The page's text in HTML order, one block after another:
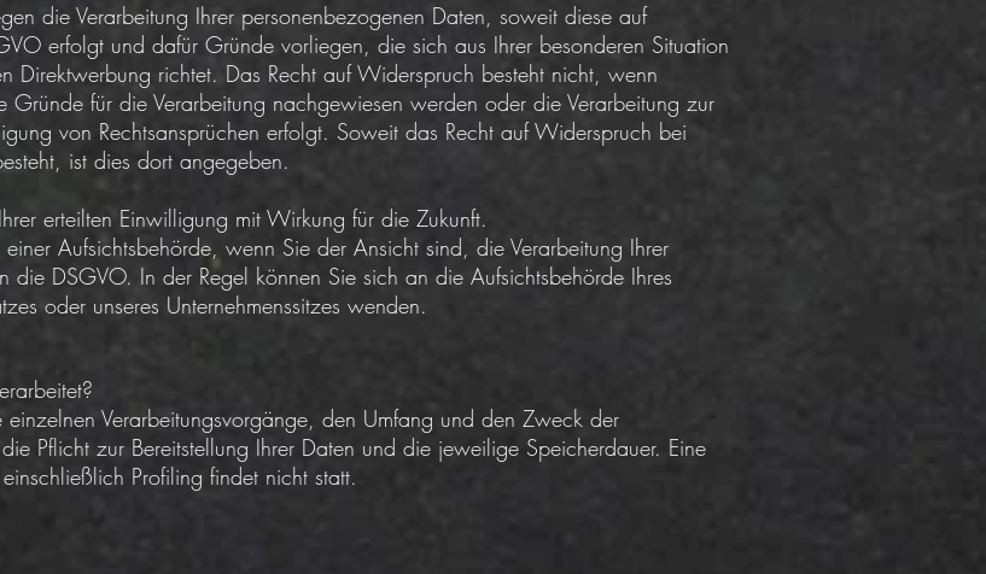
die Verarbeitung Ihrer personenbezogenen Daten, soweit diese auf
erfolgt und dafür Gründe vorliegen, die sich aus Ihrer besonderen Situation
Direktwerbung richtet. Das Recht auf Widerspruch besteht nicht, wenn
für die Verarbeitung nachgewiesen werden oder die Verarbeitung zur
von Rechtsansprüchen erfolgt. Soweit das Recht auf Widerspruch bei
ist dies dort angegeben.
erteilten Einwilligung mit Wirkung für die Zukunft.
Aufsichtsbehörde, wenn Sie der Ansicht sind, die Verarbeitung Ihrer
die DSGVO. In der Regel können Sie sich an die Aufsichtsbehörde Ihres
oder unseres Unternehmenssitzes wenden.
Verarbeitungsvorgänge, den Umfang und den Zweck der
Pflicht zur Bereitstellung Ihrer Daten und die jeweilige Speicherdauer. Eine
Profiling findet nicht statt.